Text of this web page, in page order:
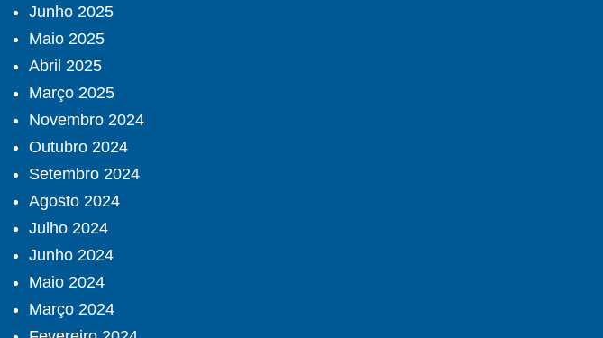
Junho 2025
Maio 2025
Abril 2025
Março 2025
Novembro 2024
Outubro 2024
Setembro 2024
Agosto 2024
Julho 2024
Junho 2024
Maio 2024
Março 2024